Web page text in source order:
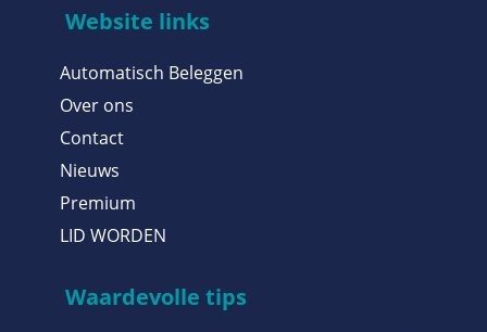
Website links
Automatisch Beleggen
Over ons
Contact
Nieuws
Premium
LID WORDEN
Waardevolle tips